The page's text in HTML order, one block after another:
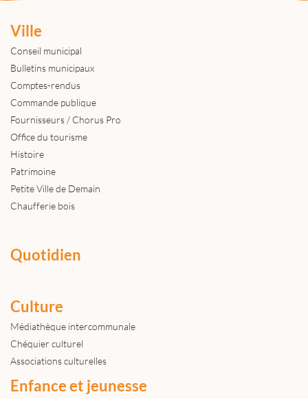
Ville
Conseil municipal
Bulletins municipaux
Comptes-rendus
Commande publique
Fournisseurs / Chorus Pro
Office du tourisme
Histoire
Patrimoine
Petite Ville de Demain
Chaufferie bois
Quotidien
Culture
Médiathèque intercommunale
Chéquier culturel
Associations culturelles
Enfance et jeunesse